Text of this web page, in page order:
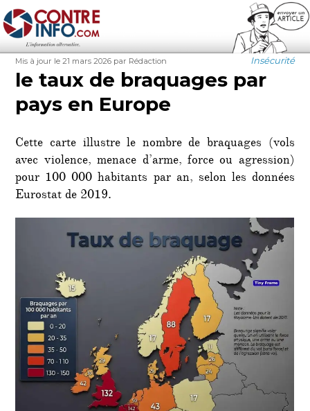
Contre-Info
Publié
le
Mis à jour le 21 mars 2026 Auteur
par Rédaction Catégories
Insécurité
le taux de braquages par
pays en Europe
Cette carte illustre le nombre de braquages (vols
avec violence, menace d’arme, force ou agression)
pour 100 000 habitants par an, selon les données
Eurostat de 2019.